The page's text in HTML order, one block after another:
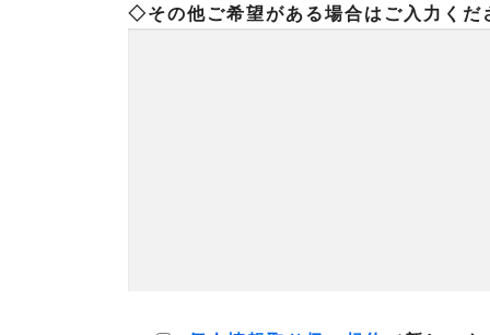
◇その他ご希望がある場合はご入力くだ